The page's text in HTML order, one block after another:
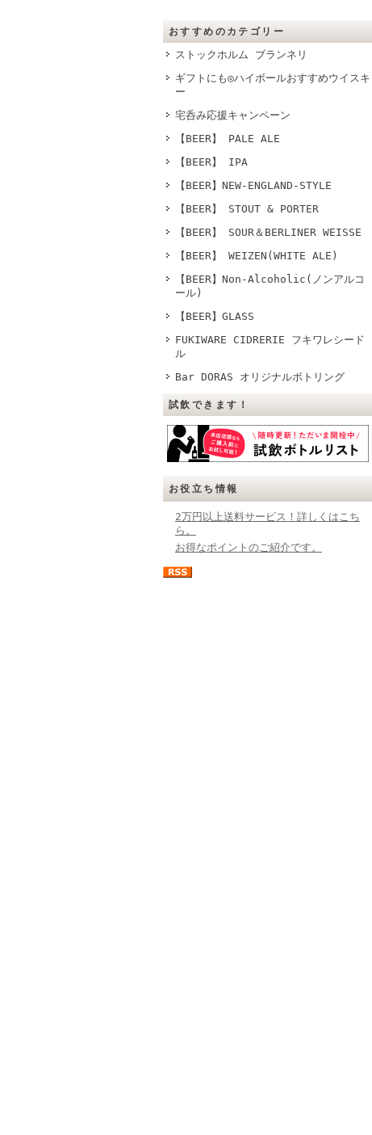
おすすめのカテゴリー
ストックホルム ブランネリ
ギフトにも◎ハイボールおすすめウイスキ
ー
宅呑み応援キャンペーン
【BEER】 PALE ALE
【BEER】 IPA
【BEER】NEW-ENGLAND-STYLE
【BEER】 STOUT & PORTER
【BEER】 SOUR＆BERLINER WEISSE
【BEER】 WEIZEN(WHITE ALE)
【BEER】Non-Alcoholic(ノンアルコ
ール)
【BEER】GLASS
FUKIWARE CIDRERIE フキワレシード
ル
Bar DORAS オリジナルボトリング
試飲できます！
お役立ち情報
2万円以上送料サービス！詳しくはこち
ら。
お得なポイントのご紹介です。